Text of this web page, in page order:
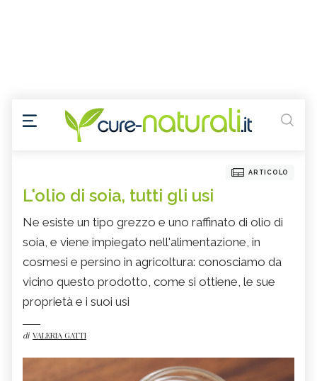
ARTICOLO
L'olio di soia, tutti gli usi
Ne esiste un tipo grezzo e uno raffinato di olio di
soia, e viene impiegato nell'alimentazione, in
cosmesi e persino in agricoltura: conosciamo da
vicino questo prodotto, come si ottiene, le sue
proprietà e i suoi usi
di VALERIA GATTI